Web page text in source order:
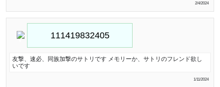
2/4/2024
友撃、速必、同族加撃のサトリです メモリーか、サトリのフレンド欲し
いです
1/11/2024